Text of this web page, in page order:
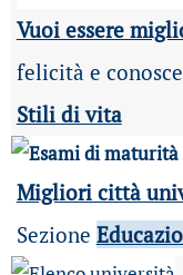
Vuoi essere
felicità e
Stili di vita
Migliori città
Sezione